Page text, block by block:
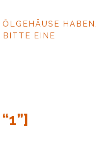
HABEN,
BITTE EINE